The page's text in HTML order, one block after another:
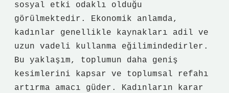
sosyal etki odaklı olduğu
görülmektedir. Ekonomik anlamda,
kadınlar genellikle kaynakları adil ve
uzun vadeli kullanma eğilimindedirler.
Bu yaklaşım, toplumun daha geniş
kesimlerini kapsar ve toplumsal refahı
artırma amacı güder. Kadınların karar